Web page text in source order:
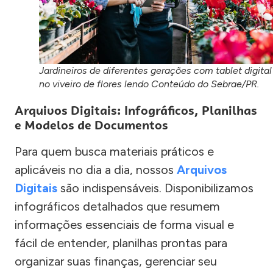
Jardineiros de diferentes gerações com tablet digital
no viveiro de flores lendo Conteúdo do Sebrae/PR.
Arquivos Digitais: Infográficos, Planilhas
e Modelos de Documentos
Para quem busca materiais práticos e
aplicáveis no dia a dia, nossos Arquivos
Digitais são indispensáveis. Disponibilizamos
infográficos detalhados que resumem
informações essenciais de forma visual e
fácil de entender, planilhas prontas para
organizar suas finanças, gerenciar seu